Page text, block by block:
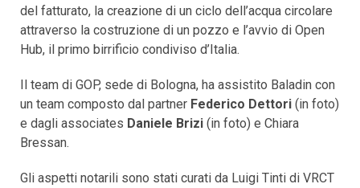
del fatturato, la creazione di un ciclo dell’acqua circolare
attraverso la costruzione di un pozzo e l’avvio di Open
Hub, il primo birrificio condiviso d’Italia.
Il team di GOP, sede di Bologna, ha assistito Baladin con
un team composto dal partner Federico Dettori (in foto)
e dagli associates Daniele Brizi (in foto) e Chiara
Bressan.
Gli aspetti notarili sono stati curati da Luigi Tinti di VRCT